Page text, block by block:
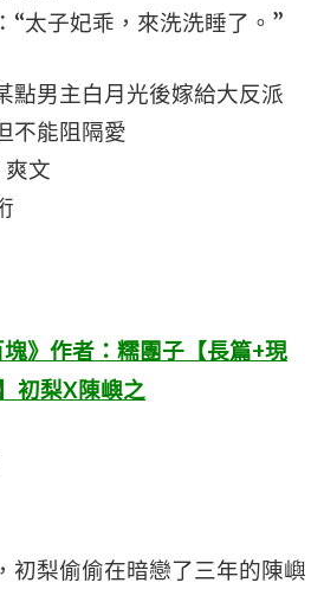
“太子妃乖，來洗洗睡了。”
點男主白月光後嫁給大反派
不能阻隔愛
爽文
塊》作者：糯團子【長篇+現
初梨X陳嶼之
初梨偷偷在暗戀了三年的陳嶼